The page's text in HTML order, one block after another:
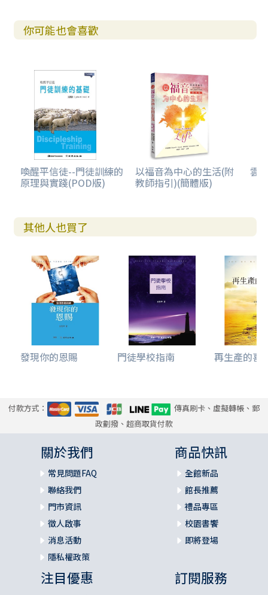
你可能也會喜歡
喚醒平信徒--門徒訓練的
原理與實踐(POD版)
以福音為中心的生活(附
教師指引)(簡體版)
雲
其他人也買了
發現你的恩賜 門徒學校指南 再生產的喜
付款方式：
傳真刷卡、虛擬轉帳、郵
政劃撥、超商取貨付款
關於我們
常見問題FAQ
聯絡我們
門市資訊
徵人啟事
消息活動
隱私權政策
商品快訊
全館新品
館長推薦
禮品專區
校園書饗
即將登場
注目優惠 訂閱服務